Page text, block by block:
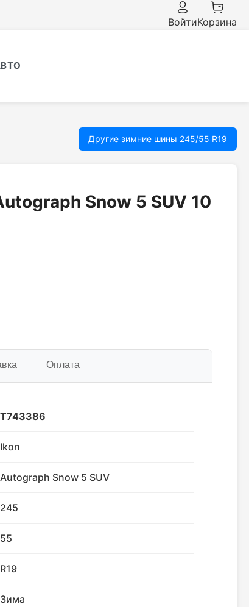
ВойтиКорзина
Другие зимние шины 245/55 R19
Snow 5 SUV 10
Оплата
T743386
Ikon
Autograph Snow 5 SUV
245
55
R19
Зима